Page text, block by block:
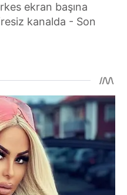
ekran başına
kanalda - Son